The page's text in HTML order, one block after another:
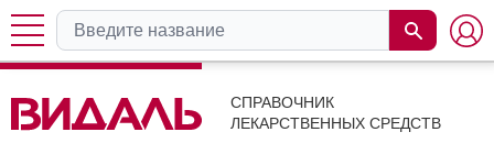
СПРАВОЧНИК
ЛЕКАРСТВЕННЫХ СРЕДСТВ